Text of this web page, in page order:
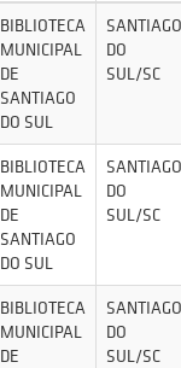
BIBLIOTECA
MUNICIPAL
DE
SANTIAGO
DO SUL
SANTIAGO
DO
SUL/SC
BIBLIOTECA
MUNICIPAL
DE
SANTIAGO
DO SUL
SANTIAGO
DO
SUL/SC
BIBLIOTECA
MUNICIPAL
DE
SANTIAGO
DO
SUL/SC